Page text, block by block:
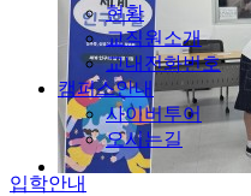
현황
교직원소개
교내전화번호
캠퍼스안내
사이버투어
오시는길
입학안내